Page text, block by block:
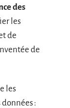
des
les
de
de
les
: